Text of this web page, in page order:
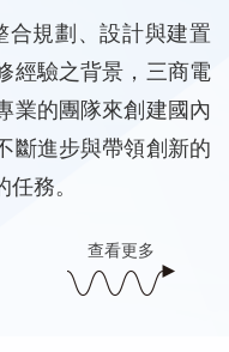
規劃、設計與建置
經驗之背景，三商電
業的團隊來創建國內
斷進步與帶領創新的
務。
查看更多